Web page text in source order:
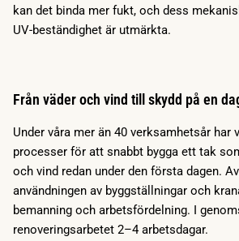
kan det binda mer fukt, och dess
UV-beständighet är utmärkta.
Från väder och vind till skydd på en
Under våra mer än 40 verksamhetsår har
processer för att snabbt bygga ett tak
och vind redan under den första dagen.
användningen av byggställningar och
bemanning och arbetsfördelning. I
renoveringsarbetet 2–4 arbetsdagar.